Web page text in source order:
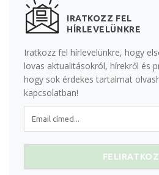
IRATKOZZ FEL
HÍRLEVELÜNKRE
Iratkozz fel hírlevelünkre, hogy
lovas aktualitásokról, hírekről és
hogy sok érdekes tartalmat
kapcsolatban!